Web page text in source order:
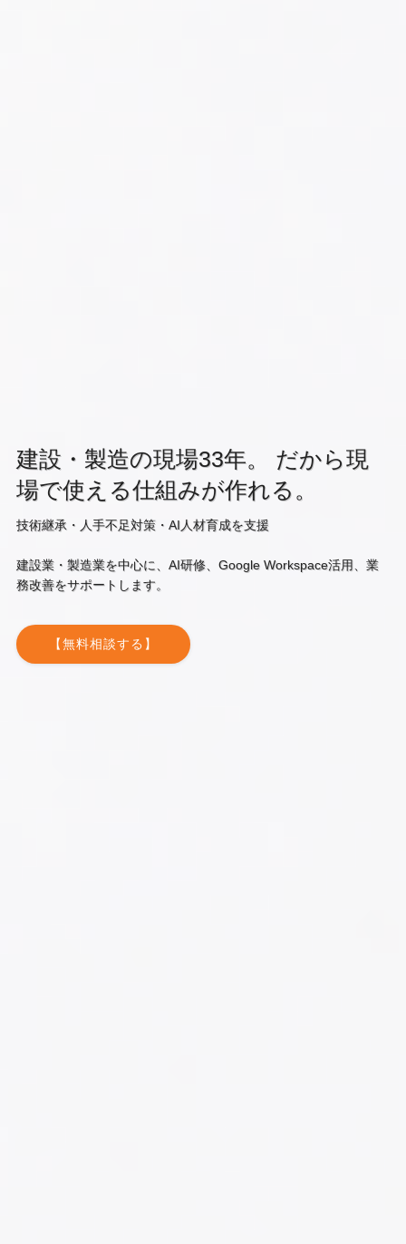
建設・製造の現場33年。 だから現
場で使える仕組みが作れる。
技術継承・人手不足対策・AI人材育成を支援
建設業・製造業を中心に、AI研修、Google Workspace活用、業
務改善をサポートします。
【無料相談する】